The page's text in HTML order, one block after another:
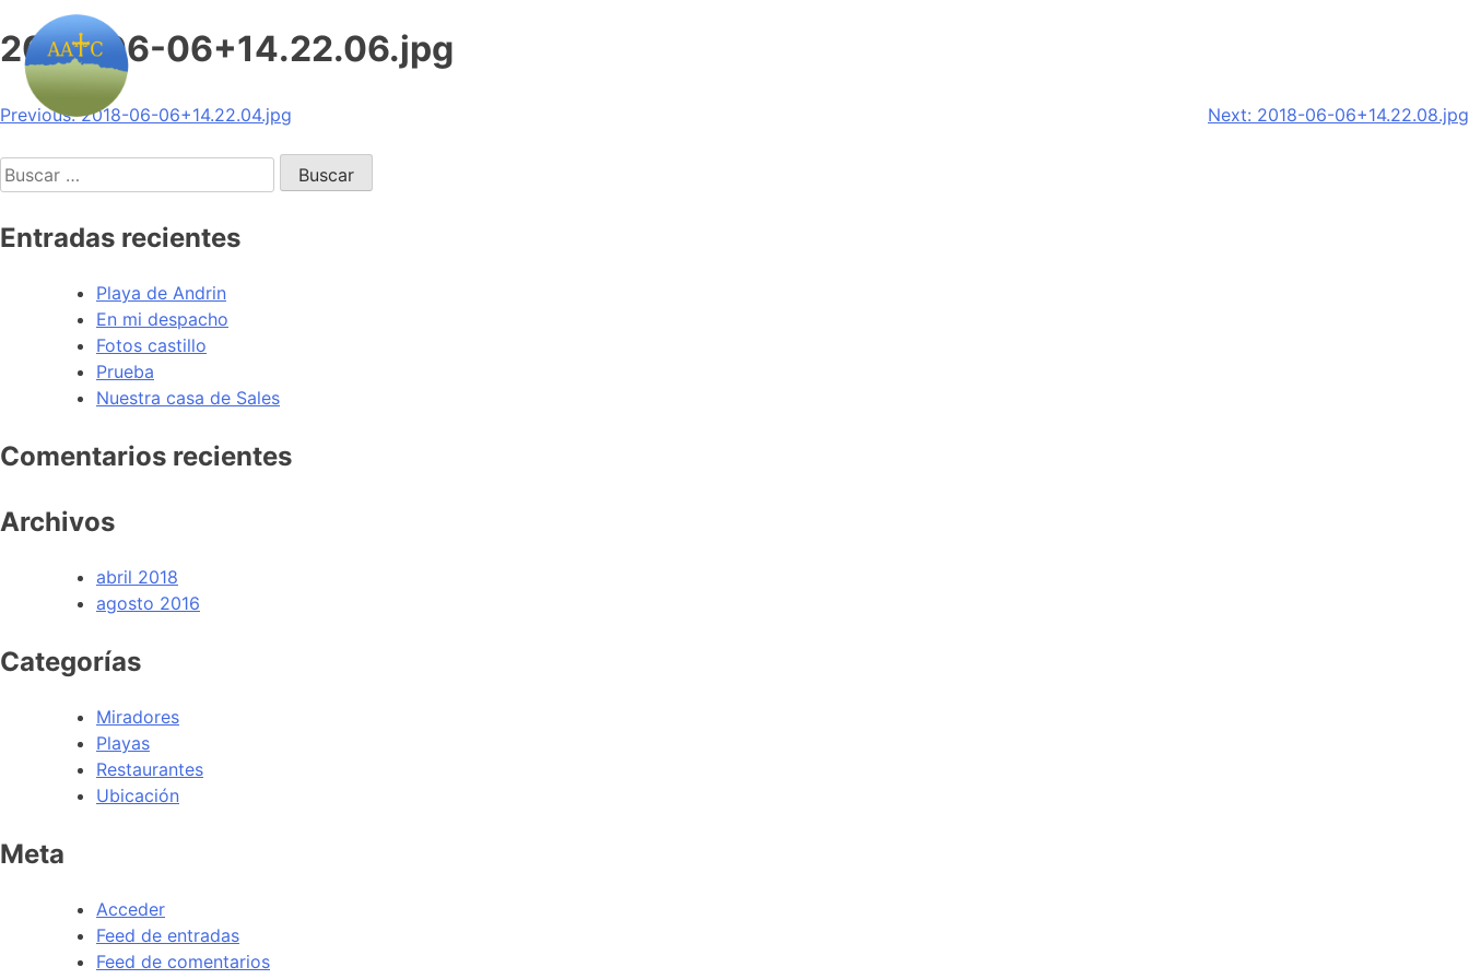
2018-06-06+14.22.06.jpg
Navegación
de
entradas
Previous: 2018-06-06+14.22.04.jpg Next: 2018-06-06+14.22.08.jpg
Buscar:
Entradas recientes
Playa de Andrin
En mi despacho
Fotos castillo
Prueba
Nuestra casa de Sales
Comentarios recientes
Archivos
abril 2018
agosto 2016
Categorías
Miradores
Playas
Restaurantes
Ubicación
Meta
Acceder
Feed de entradas
Feed de comentarios